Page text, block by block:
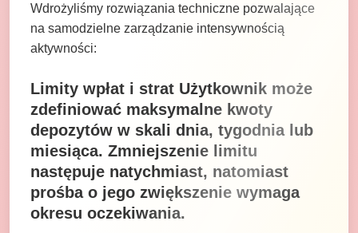
Wdrożyliśmy rozwiązania techniczne pozwalające
na samodzielne zarządzanie intensywnością
aktywności:
Limity wpłat i strat Użytkownik może
zdefiniować maksymalne kwoty
depozytów w skali dnia, tygodnia lub
miesiąca. Zmniejszenie limitu
następuje natychmiast, natomiast
prośba o jego zwiększenie wymaga
okresu oczekiwania.